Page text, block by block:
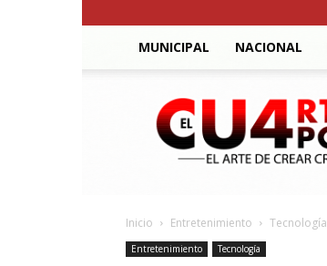
MUNICIPAL NACIONAL
El
Cuarto
Poder
Inicio Entretenimiento Tecnología
Entretenimiento Tecnología